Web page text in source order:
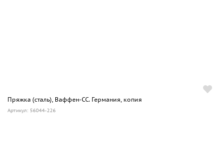
Пряжка (сталь), Ваффен-СС. Германия, копия
Артикул: 56044-226